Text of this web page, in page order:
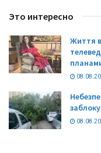
Это интересно
Життя в